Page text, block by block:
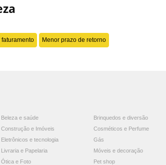
faturamento Menor prazo de retorno
Beleza e saúde
Brinquedos e diversão
Construção e Imóveis
Cosméticos e Perfume
Eletrônicos e tecnologia
Gás
Livraria e Papelaria
Móveis e decoração
Ótica e Foto Pet shop